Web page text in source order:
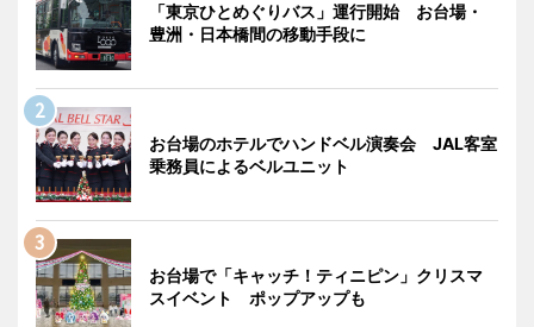
「東京ひとめぐりバス」運行開始 お台場・
豊洲・日本橋間の移動手段に
お台場のホテルでハンドベル演奏会 JAL客室
乗務員によるベルユニット
お台場で「キャッチ！ティニピン」クリスマ
スイベント ポップアップも